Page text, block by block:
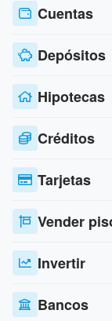
Cuentas
Depósitos
Hipotecas
Créditos
Tarjetas
Vender
Invertir
Bancos